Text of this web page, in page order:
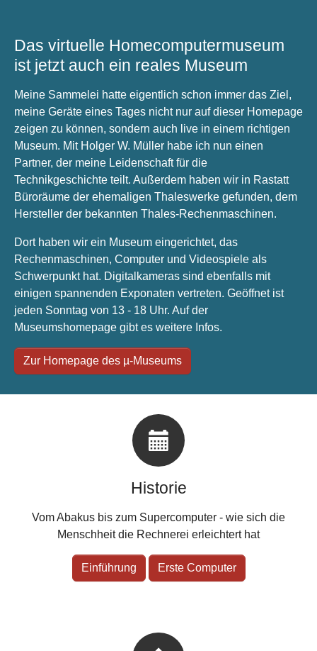
Das virtuelle Homecomputermuseum
ist jetzt auch ein reales Museum
Meine Sammelei hatte eigentlich schon immer das Ziel,
meine Geräte eines Tages nicht nur auf dieser Homepage
zeigen zu können, sondern auch live in einem richtigen
Museum. Mit Holger W. Müller habe ich nun einen
Partner, der meine Leidenschaft für die
Technikgeschichte teilt. Außerdem haben wir in Rastatt
Büroräume der ehemaligen Thaleswerke gefunden, dem
Hersteller der bekannten Thales-Rechenmaschinen.
Dort haben wir ein Museum eingerichtet, das
Rechenmaschinen, Computer und Videospiele als
Schwerpunkt hat. Digitalkameras sind ebenfalls mit
einigen spannenden Exponaten vertreten. Geöffnet ist
jeden Sonntag von 13 - 18 Uhr. Auf der
Museumshomepage gibt es weitere Infos.
Zur Homepage des µ-Museums
Historie
Vom Abakus bis zum Supercomputer - wie sich die
Menschheit die Rechnerei erleichtert hat
Einführung Erste Computer